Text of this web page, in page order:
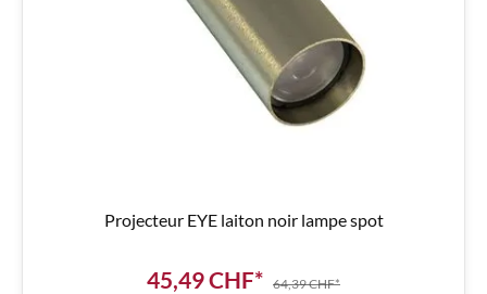
Projecteur EYE laiton noir lampe spot
45,49 CHF* 64,39 CHF*